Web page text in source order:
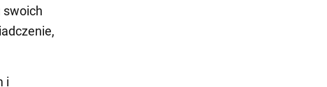
swoich
i